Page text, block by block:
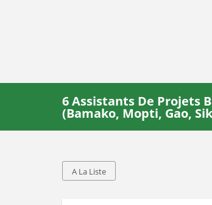
6 Assistants De Projets
(Bamako, Mopti, Gao,
A La Liste